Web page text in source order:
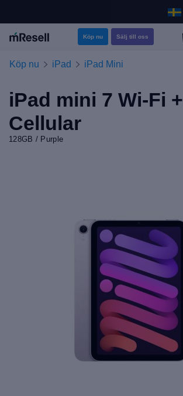
Köp nu Sälj till oss
Köp nu iPad iPad Mini
iPad mini 7 Wi-Fi +
Cellular
128GB / Purple